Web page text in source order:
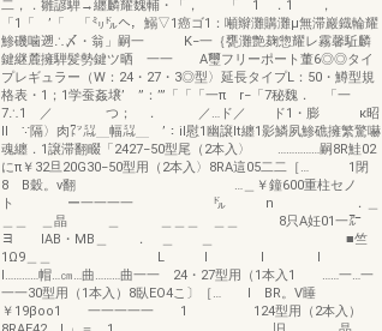
二，．雛諺騨→纏麟耀魏輔・「， 「 1 ．1 ，
「1「 ’「 「㍉㌦へ，鰯▽1癌ゴ1：噸辮灘購灘μ無滞巖鐡輪耀
鯵磯噛遡∴〆・翁」嗣一 K−一｛甕灘艶麹惣耀レ霧馨駈麟
鍵継麓擁騨髪勢鍵ツ晒 一一 A璽フリーポート董6◎◎タイ
プレギュラー（W：24・27・3◎型〉延長タイプL：50・鱒型規
格表・1；1学蚕姦壌’ ”：’”「「「一π r−「7秘魏． 「一
7∴1 ／ つ； ． ／…ド／ ド1・膨 κ昭
II ∵隔〉肉㍗㍊＿幅㍊＿ ’：il慰1幽譲lt纏1影鱗夙鯵礁擁繁驚嚇
魂纏．1譲滞翻畷「2427−50型尾（2本入〉 ……………嗣8R鮭02
にπ￥32旦20G30−50型用（2本入〉8RA這05二二［… 1閉
8 B穀。v翻 …＿￥鐘600重柱セノ
ト ー一一一一 ㌦ n ．＿
＿＿ ＿晶 ＿ ＿＿＿ ＿＿ 8只A妊01一㌃
ヨ IAB・MB＿ ． ＿ ＿ ■竺
1Ω9＿＿ L l I l
l…………帽…㎝…曲………曲一一 24・27型用（1本入1 ……一…一
一一30型用（1本入）8臥EO4こ〕［… I BR。V睡
￥19βoo1 一一一一一 1 124型用（2本入）